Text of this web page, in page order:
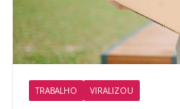
TRABALHO VIRALIZOU